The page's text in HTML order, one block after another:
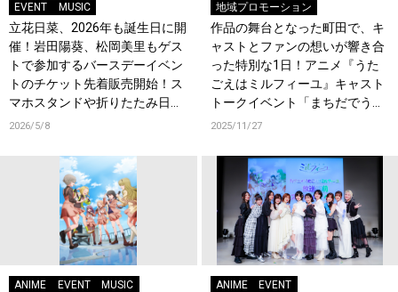
EVENT MUSIC
立花日菜、2026年も誕生日に開
催！岩田陽葵、松岡美里もゲス
トで参加するバースデーイベン
トのチケット先着販売開始！ス
マホスタンドや折りたたみ日傘
などオリジナルグッズ販売決
2026/5/8
地域プロモーション
作品の舞台となった町田で、キ
ャストとファンの想いが響き合
った特別な1日！アニメ『うた
ごえはミルフィーユ』キャスト
トークイベント「まちだでうた
ミル」レポート
2025/11/27
ANIME EVENT MUSIC ANIME EVENT